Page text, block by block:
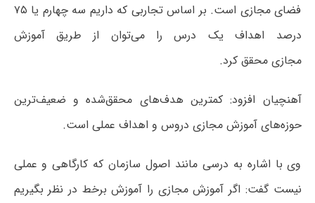
فضای مجازی است. بر اساس تجاربی که داریم سه چهارم یا ۷۵
درصد اهداف یک درس را می‌توان از طریق آموزش
مجازی محقق کرد.
آهنچیان افزود: کمترین هدف‌های محقق‌شده و ضعیف‌ترین
حوزه‌های آموزش مجازی دروس و اهداف عملی است.
وی با اشاره به درسی مانند اصول سازمان که کارگاهی و عملی
نیست گفت: اگر آموزش مجازی را آموزش برخط در نظر بگیریم